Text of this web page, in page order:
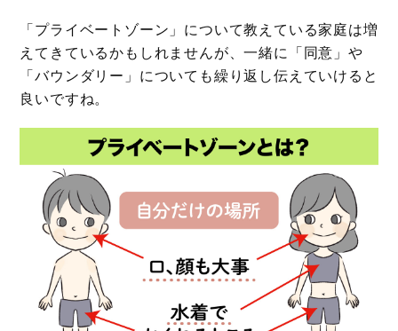
「プライベートゾーン」について教えている家庭は増
えてきているかもしれませんが、一緒に「同意」や
「バウンダリー」についても繰り返し伝えていけると
良いですね。